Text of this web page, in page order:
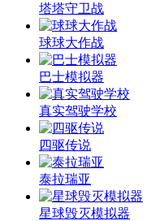
塔塔守卫战
球球大作战
巴士模拟器
真实驾驶学校
四驱传说
泰拉瑞亚
星球毁灭模拟器